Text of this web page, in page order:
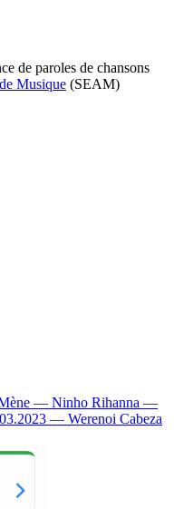
de paroles de chansons
Musique (SEAM)
— Ninho Rihanna —
— Werenoi Cabeza